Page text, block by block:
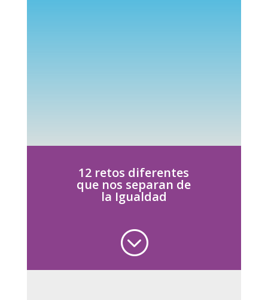
12 retos diferentes
que nos separan de
la Igualdad
;